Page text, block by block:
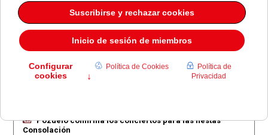
Descargar la información como:vCard
EN PORTADA
Pozuelo confirma los conciertos para las fiestas
Consolación